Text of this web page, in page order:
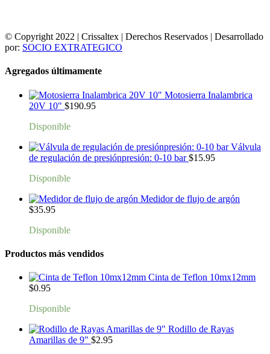
© Copyright 2022 | Crissaltex | Derechos Reservados | Desarrollado
por: SOCIO EXTRATEGICO
Agregados últimamente
Motosierra Inalambrica
20V 10" $190.95
Disponible
Válvula
de regulación de presiónpresión: 0-10 bar $15.95
Disponible
Medidor de flujo de argón
$35.95
Disponible
Productos más vendidos
Cinta de Teflon 10mx12mm
$0.95
Disponible
Rodillo de Rayas
Amarillas de 9" $2.95